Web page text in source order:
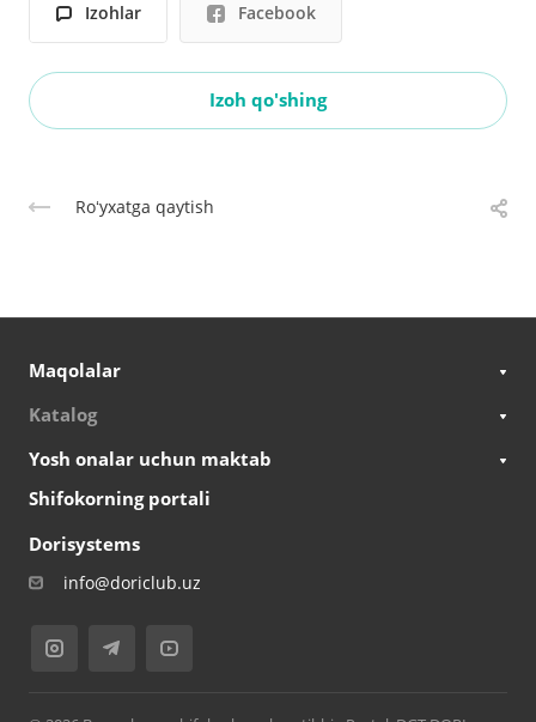
Izohlar Facebook
Izoh qo'shing
Roʻyxatga qaytish
Maqolalar
Katalog
Yosh onalar uchun maktab
Shifokorning portali
Dorisystems
info@doriclub.uz